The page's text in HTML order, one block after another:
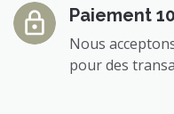
Paiement
Nous
pour des